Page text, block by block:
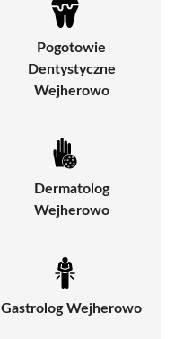
Pogotowie
Dentystyczne
Wejherowo
Dermatolog
Wejherowo
Gastrolog Wejherowo